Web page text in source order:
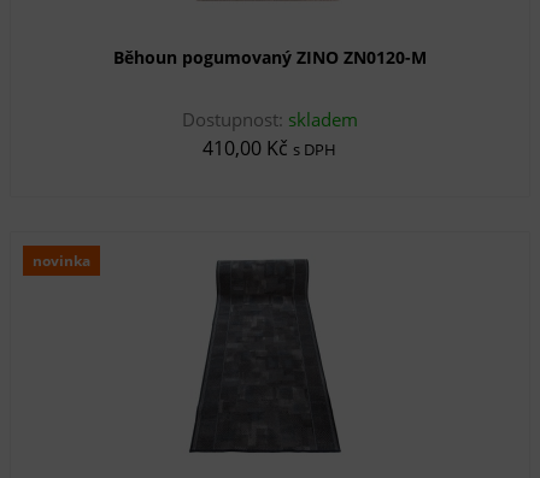
Běhoun pogumovaný ZINO ZN0120-M
Dostupnost: skladem
410,00 Kč s DPH
novinka